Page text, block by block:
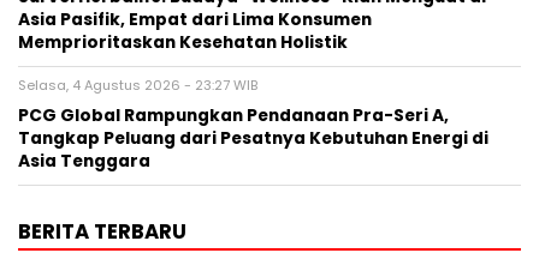
Asia Pasifik, Empat dari Lima Konsumen
Memprioritaskan Kesehatan Holistik
Selasa, 4 Agustus 2026 - 23:27 WIB
PCG Global Rampungkan Pendanaan Pra-Seri A,
Tangkap Peluang dari Pesatnya Kebutuhan Energi di
Asia Tenggara
BERITA TERBARU